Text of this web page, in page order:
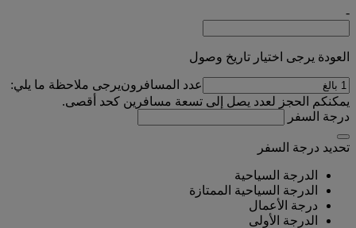
-
العودة يرجى اختيار تاريخ وصول
عدد المسافرونيرجى ملاحظة ما يلي:
يمكنكم الحجز لعدد يصل إلى تسعة مسافرين كحد أقصى.
درجة السفر
تحديد درجة السفر
الدرجة السياحية
الدرجة السياحية الممتازة
درجة الأعمال
الدرجة الأولى